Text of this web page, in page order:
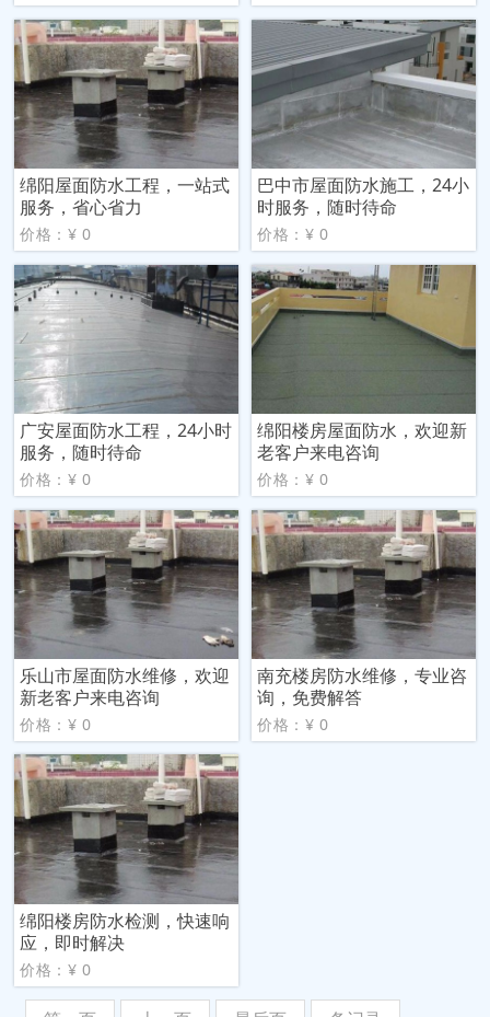
绵阳屋面防水工程，一站式
服务，省心省力
价格：¥ 0
巴中市屋面防水施工，24小
时服务，随时待命
价格：¥ 0
广安屋面防水工程，24小时
服务，随时待命
价格：¥ 0
绵阳楼房屋面防水，欢迎新
老客户来电咨询
价格：¥ 0
乐山市屋面防水维修，欢迎
新老客户来电咨询
价格：¥ 0
南充楼房防水维修，专业咨
询，免费解答
价格：¥ 0
绵阳楼房防水检测，快速响
应，即时解决
价格：¥ 0